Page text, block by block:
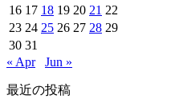
16 17 18 19 20 21 22
23 24 25 26 27 28 29
30 31
« Apr
Jun »
最近の投稿